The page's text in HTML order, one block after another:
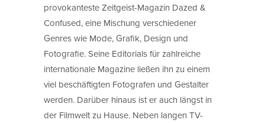
provokanteste Zeitgeist-Magazin Dazed &
Confused, eine Mischung verschiedener
Genres wie Mode, Grafik, Design und
Fotografie. Seine Editorials für zahlreiche
internationale Magazine ließen ihn zu einem
viel beschäftigten Fotografen und Gestalter
werden. Darüber hinaus ist er auch längst in
der Filmwelt zu Hause. Neben langen TV-